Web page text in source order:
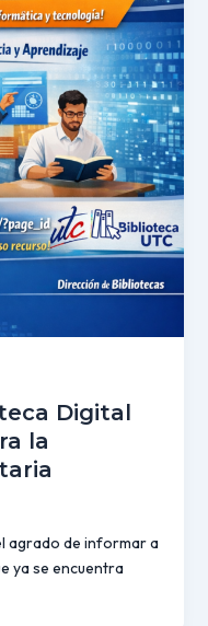
Digital
la
agrado de informar a
ya se encuentra